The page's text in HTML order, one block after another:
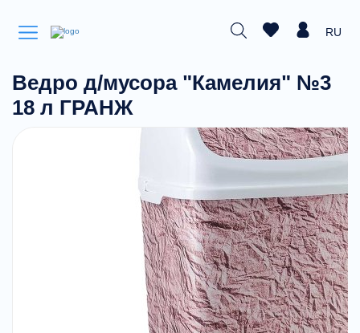
RU
Ведро д/мусора "Камелия" №3
18 л ГРАНЖ